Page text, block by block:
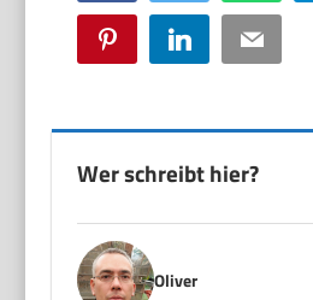
Pinterest LinkedIn Email
Wer schreibt hier?
Oliver